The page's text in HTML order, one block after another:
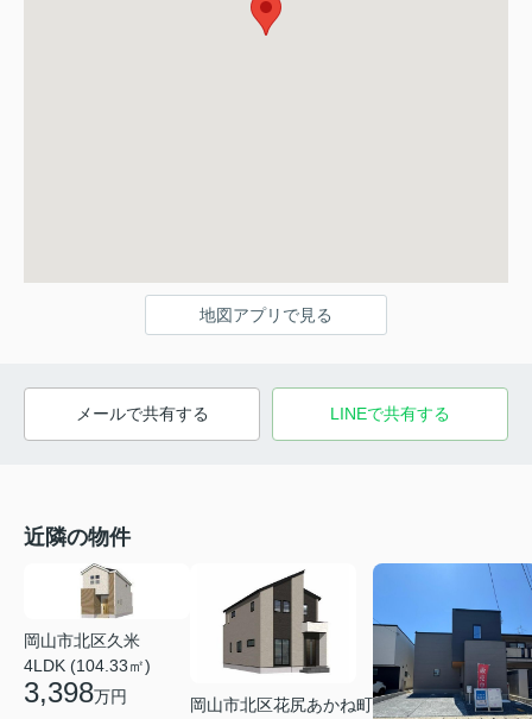
地図アプリで見る
メールで共有する LINEで共有する
近隣の物件
岡山市北区久米
4LDK (104.33㎡)
3,398万円
岡山市北区花尻あかね町